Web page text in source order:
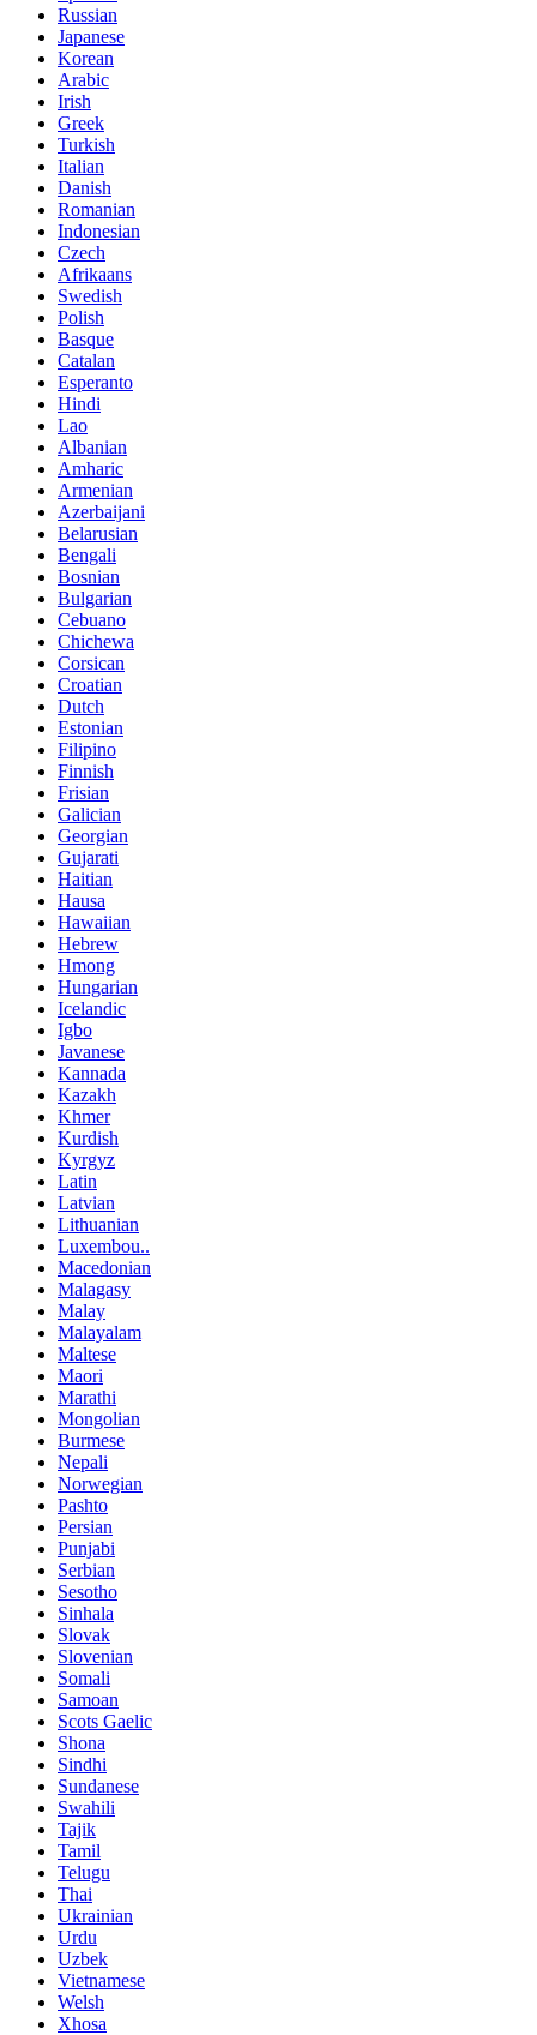
Russian
Japanese
Korean
Arabic
Irish
Greek
Turkish
Italian
Danish
Romanian
Indonesian
Czech
Afrikaans
Swedish
Polish
Basque
Catalan
Esperanto
Hindi
Lao
Albanian
Amharic
Armenian
Azerbaijani
Belarusian
Bengali
Bosnian
Bulgarian
Cebuano
Chichewa
Corsican
Croatian
Dutch
Estonian
Filipino
Finnish
Frisian
Galician
Georgian
Gujarati
Haitian
Hausa
Hawaiian
Hebrew
Hmong
Hungarian
Icelandic
Igbo
Javanese
Kannada
Kazakh
Khmer
Kurdish
Kyrgyz
Latin
Latvian
Lithuanian
Luxembou..
Macedonian
Malagasy
Malay
Malayalam
Maltese
Maori
Marathi
Mongolian
Burmese
Nepali
Norwegian
Pashto
Persian
Punjabi
Serbian
Sesotho
Sinhala
Slovak
Slovenian
Somali
Samoan
Scots Gaelic
Shona
Sindhi
Sundanese
Swahili
Tajik
Tamil
Telugu
Thai
Ukrainian
Urdu
Uzbek
Vietnamese
Welsh
Xhosa